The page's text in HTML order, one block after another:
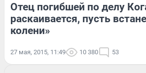
Отец погибшей по делу
раскаивается, пусть
колени»
27 мая, 2015, 11:49 10 380 53